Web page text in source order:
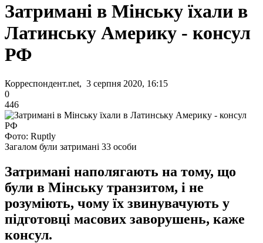
Затримані в Мінську їхали в
Латинську Америку - консул
РФ
Корреспондент.net, 3 серпня 2020, 16:15
0
446
Фото: Ruptly
Загалом були затримані 33 особи
Затримані наполягають на тому, що
були в Мінську транзитом, і не
розуміють, чому їх звинувачують у
підготовці масових заворушень, каже
консул.